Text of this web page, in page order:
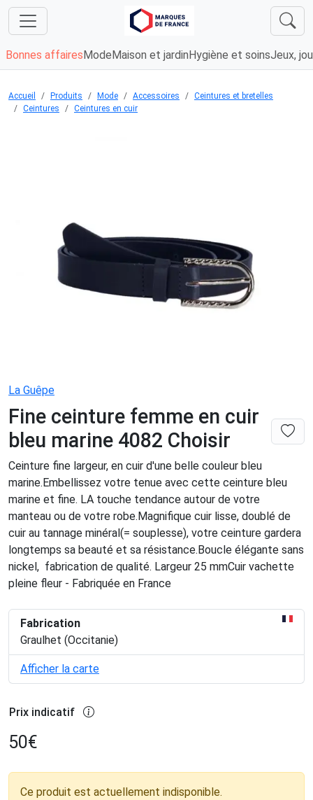
Bonnes affaires Mode Maison et jardin Hygiène et soinsJeux,
Accueil Produits Mode Accessoires
Ceintures et bretelles
Ceintures
Ceintures en cuir
La Guêpe
Fine ceinture femme en cuir
bleu marine 4082 Choisir
Ceinture fine largeur, en cuir d'une belle couleur bleu
marine.Embellissez votre tenue avec cette ceinture bleu
marine et fine. LA touche tendance autour de votre
manteau ou de votre robe.Magnifique cuir lisse, doublé de
cuir au tannage minéral(= souplesse), votre ceinture gardera
longtemps sa beauté et sa résistance.Boucle élégante sans
nickel, fabrication de qualité. Largeur 25 mmCuir vachette
pleine fleur - Fabriquée en France
Fabrication
Graulhet (Occitanie)
Afficher la carte
Prix indicatif
50€
Ce produit est actuellement indisponible.